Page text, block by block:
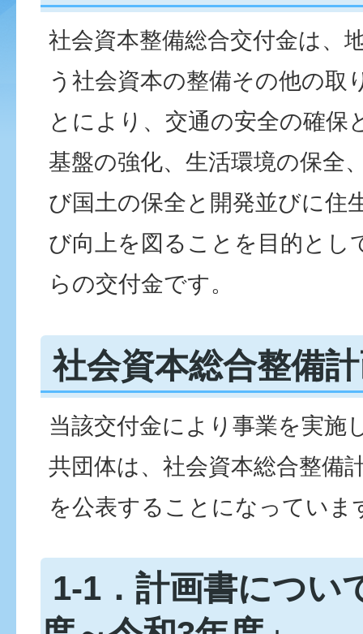
社会資本整備総合交付金は、
う社会資本の整備その他の取
とにより、交通の安全の確保
基盤の強化、生活環境の保全
び国土の保全と開発並びに住
び向上を図ることを目的とし
らの交付金です。
社会資本総合整備
当該交付金により事業を実施
共団体は、社会資本総合整備
を公表することになっていま
1-1．計画書につい